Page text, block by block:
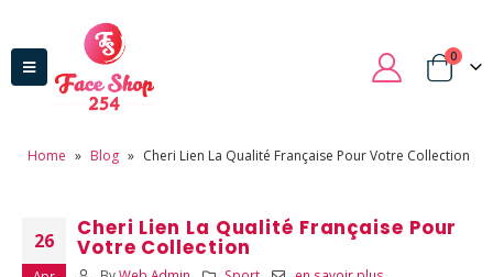
0
Home » Blog » Cheri Lien La Qualité Française Pour Votre Collection
26 Cheri Lien La Qualité Française Pour
Votre Collection